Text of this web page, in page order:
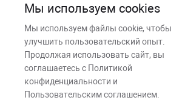
Касимовский приборный завод,
защищены.
Пользовательское
Политика обработки
Мы используем cookies
Мы используем файлы cookie, чтобы
улучшить пользовательский опыт.
Продолжая использовать сайт, вы
соглашаетесь с Политикой
конфиденциальности и
Пользовательским соглашением.